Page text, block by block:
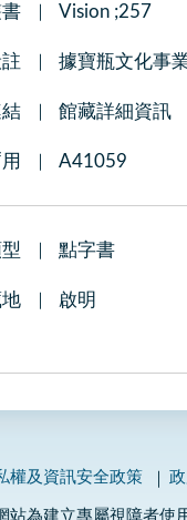
Vision ;257
據寶瓶文化事
館藏詳細資訊
A41059
點字書
啟明
權及資訊安全政策
站為建立專屬視障者使